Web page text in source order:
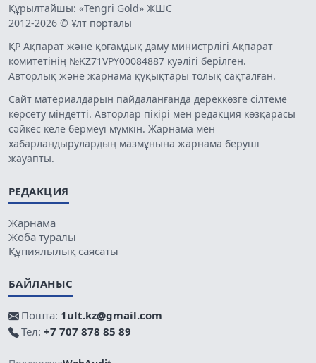
Құрылтайшы: «Tengri Gold» ЖШС
2012-2026 © Ұлт порталы
ҚР Ақпарат және қоғамдық даму министрлігі Ақпарат
комитетінің №KZ71VPY00084887 куәлігі берілген.
Авторлық және жарнама құқықтары толық сақталған.
Сайт материалдарын пайдаланғанда дереккөзге сілтеме
көрсету міндетті. Авторлар пікірі мен редакция көзқарасы
сәйкес келе бермеуі мүмкін. Жарнама мен
хабарландырулардың мазмұнына жарнама беруші
жауапты.
РЕДАКЦИЯ
Жарнама
Жоба туралы
Құпиялылық саясаты
БАЙЛАНЫС
Пошта: 1ult.kz@gmail.com
Тел: +7 707 878 85 89